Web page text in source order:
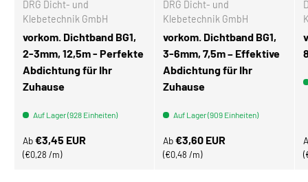
DRG Dicht- und
Klebetechnik GmbH
vorkom. Dichtband BG1,
2-3mm, 12,5m - Perfekte
Abdichtung für Ihr
Zuhause
Auf Lager (928 Einheiten)
Normaler Preis
Ab€3,45 EUR
Grundpreis
€0,28 /m
DRG Dicht- und
Klebetechnik GmbH
vorkom. Dichtband BG1,
3-6mm, 7,5m – Effektive
Abdichtung für Ihr
Zuhause
Auf Lager (909 Einheiten)
Normaler Preis
Ab€3,60 EUR
Grundpreis
€0,48 /m